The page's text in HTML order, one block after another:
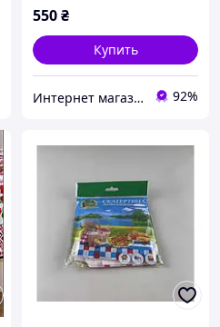
550₴
Купить
Интернет магазин "Frau" 92%